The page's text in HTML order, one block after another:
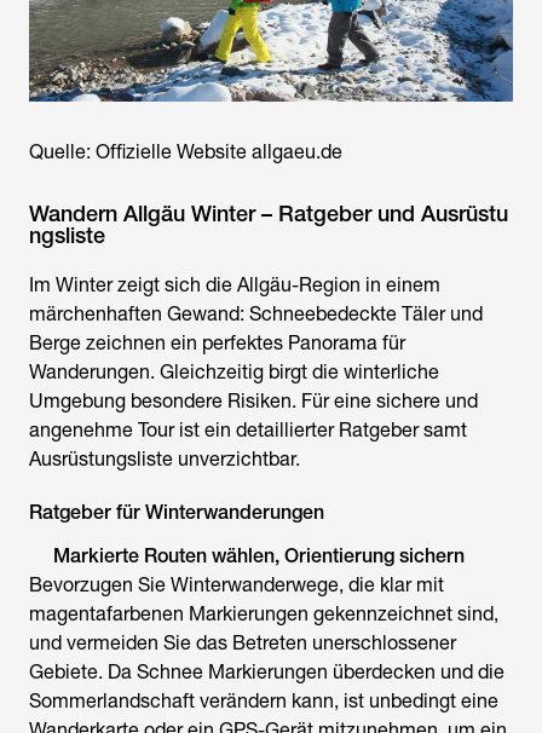
Quelle: Offizielle Website allgaeu.de
Wandern Allgäu Winter – Ratgeber und Ausrüstu
ngsliste
Im Winter zeigt sich die Allgäu-Region in einem
märchenhaften Gewand: Schneebedeckte Täler und
Berge zeichnen ein perfektes Panorama für
Wanderungen. Gleichzeitig birgt die winterliche
Umgebung besondere Risiken. Für eine sichere und
angenehme Tour ist ein detaillierter Ratgeber samt
Ausrüstungsliste unverzichtbar.
Ratgeber für Winterwanderungen
Markierte Routen wählen, Orientierung sichern
Bevorzugen Sie Winterwanderwege, die klar mit
magentafarbenen Markierungen gekennzeichnet sind,
und vermeiden Sie das Betreten unerschlossener
Gebiete. Da Schnee Markierungen überdecken und die
Sommerlandschaft verändern kann, ist unbedingt eine